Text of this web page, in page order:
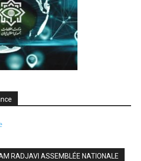
RADJAVI ASSEMBLÉE NATIONALE